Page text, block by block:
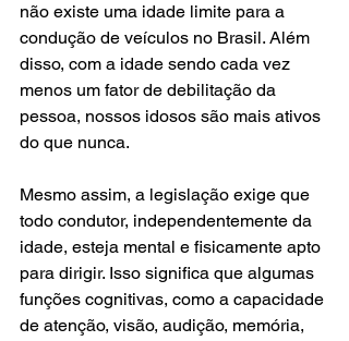
não existe uma idade limite para a
condução de veículos no Brasil. Além
disso, com a idade sendo cada vez
menos um fator de debilitação da
pessoa, nossos idosos são mais ativos
do que nunca.
Mesmo assim, a legislação exige que
todo condutor, independentemente da
idade, esteja mental e fisicamente apto
para dirigir. Isso significa que algumas
funções cognitivas, como a capacidade
de atenção, visão, audição, memória,